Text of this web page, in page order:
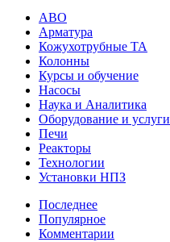
АВО
Арматура
Кожухотрубные ТА
Колонны
Курсы и обучение
Насосы
Наука и Аналитика
Оборудование и услуги
Печи
Реакторы
Технологии
Установки НПЗ
Последнее
Популярное
Комментарии